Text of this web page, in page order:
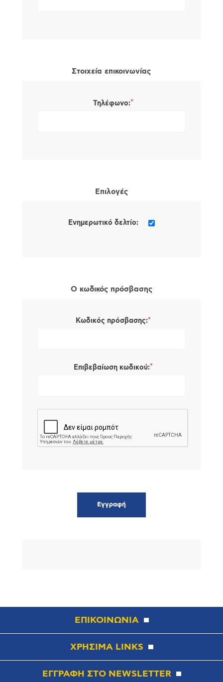
Στοιχεία επικοινωνίας
Τηλέφωνο:*
Επιλογές
Ενημερωτικό δελτίο:
Ο κωδικός πρόσβασης
Κωδικός πρόσβασης:*
Επιβεβαίωση κωδικού:*
ΕΠΙΚΟΙΝΩΝΙΑ
ΧΡΗΣΙΜΑ LINKS
ΕΓΓΡΑΦΗ ΣΤΟ NEWSLETTER